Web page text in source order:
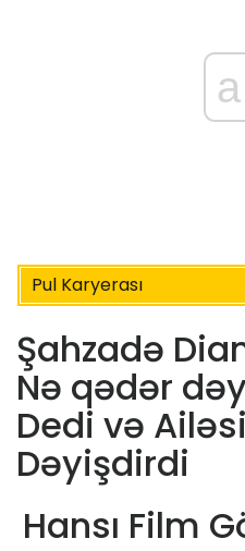
Pul Karyerası
Şahzadə
Nə qədər
Dedi və
Dəyişdirdi
Hansı Film